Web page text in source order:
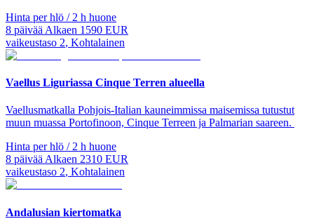
Hinta per hlö / 2 h huone
8 päivää Alkaen 1590 EUR
vaikeustaso 2, Kohtalainen
Vaellus Liguriassa Cinque Terren alueella
Vaellusmatkalla Pohjois-Italian kauneimmissa maisemissa tutustut
muun muassa Portofinoon, Cinque Terreen ja Palmarian saareen.
Hinta per hlö / 2 h huone
8 päivääAlkaen 2310 EUR
vaikeustaso 2, Kohtalainen
Andalusian kiertomatka